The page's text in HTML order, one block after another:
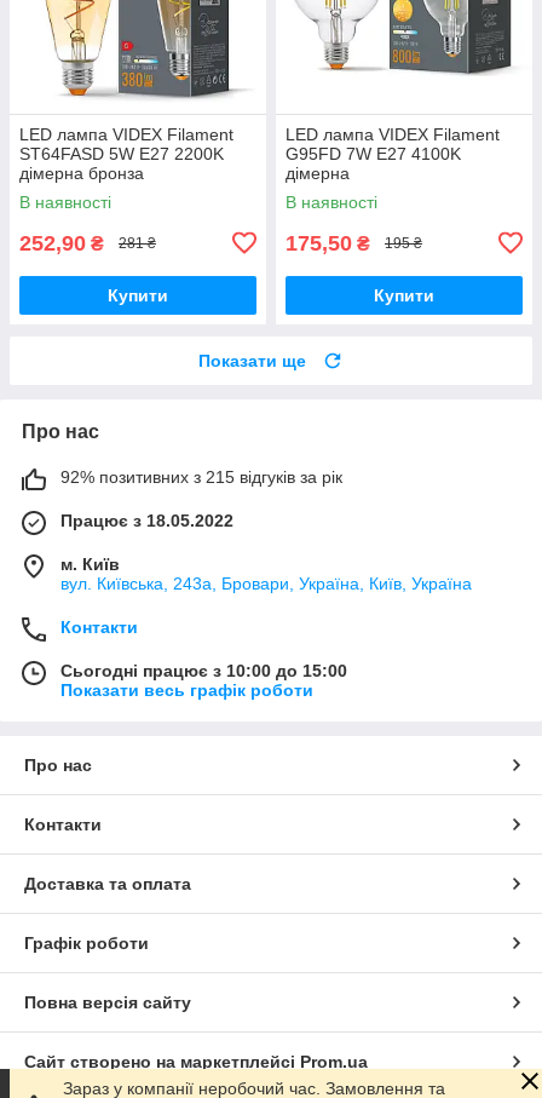
LED лампа VIDEX Filament
ST64FASD 5W E27 2200K
дімерна бронза
В наявності
252,90 ₴ 281 ₴
Купити
LED лампа VIDEX Filament
G95FD 7W E27 4100K
дімерна
В наявності
175,50 ₴ 195 ₴
Купити
Показати ще
Про нас
92% позитивних з 215 відгуків за рік
Працює з 18.05.2022
м. Київ
вул. Київська, 243а, Бровари, Україна, Київ, Україна
Контакти
Сьогодні працює з 10:00 до 15:00
Показати весь графік роботи
Про нас
Контакти
Доставка та оплата
Графік роботи
Повна версія сайту
Сайт створено на маркетплейсі Prom.ua
Зараз у компанії неробочий час. Замовлення та